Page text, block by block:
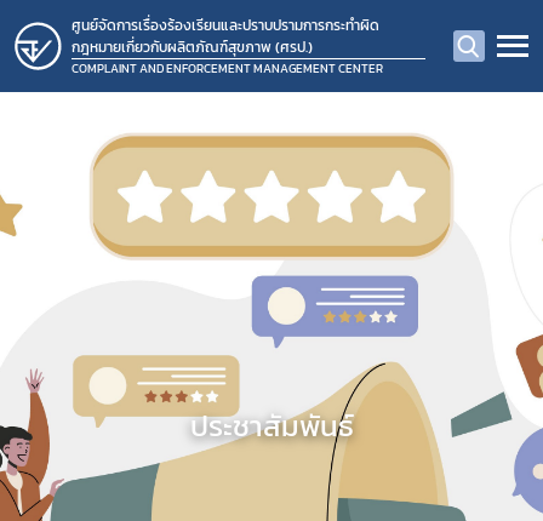
ศูนย์จัดการเรื่องร้องเรียนและปราบปรามการกระทำผิด
กฎหมายเกี่ยวกับผลิตภัณฑ์สุขภาพ (ศรป.)
COMPLAINT AND ENFORCEMENT MANAGEMENT CENTER
ประชาสัมพันธ์